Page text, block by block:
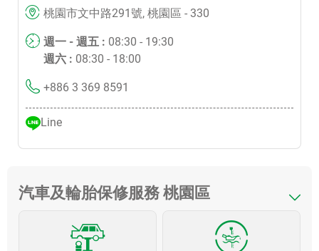
桃園市文中路291號, 桃園區 - 330
週一 - 週五 : 08:30 - 19:30
週六 : 08:30 - 18:00
+886 3 369 8591
Line
汽車及輪胎保修服務 桃園區